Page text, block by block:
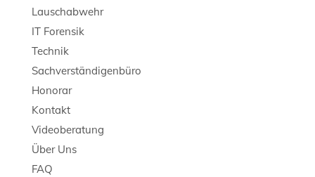
Lauschabwehr
IT Forensik
Technik
Sachverständigenbüro
Honorar
Kontakt
Videoberatung
Über Uns
FAQ